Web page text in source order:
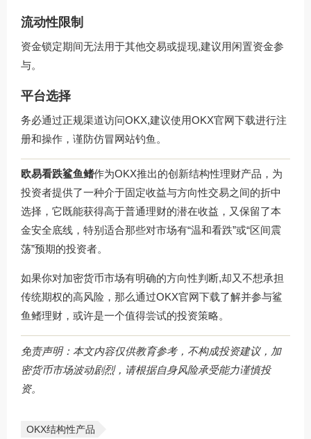
流动性限制
资金锁定期间无法用于其他交易或提现,建议用闲置资金参
与。
平台选择
务必通过正规渠道访问OKX,建议使用OKX官网下载进行注
册和操作，谨防仿冒网站钓鱼。
欧易看跌鲨鱼鳍作为OKX推出的创新结构性理财产品，为
投资者提供了一种介于固定收益与方向性交易之间的折中
选择，它既能获得高于普通理财的潜在收益，又保留了本
金安全底线，特别适合那些对市场有“温和看跌”或“区间震
荡”预期的投资者。
如果你对加密货币市场有明确的方向性判断,却又不想承担
传统期权的高风险，那么通过OKX官网下载了解并参与鲨
鱼鳍理财，或许是一个值得尝试的投资策略。
免责声明：本文内容仅供教育参考，不构成投资建议，加
密货币市场波动剧烈，请根据自身风险承受能力谨慎投
资。
OKX结构性产品